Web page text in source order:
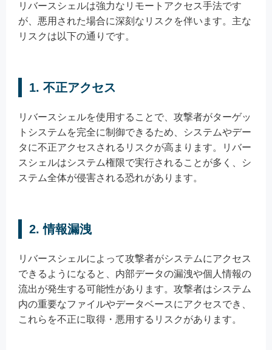
リバースシェルは強力なリモートアクセス手法です
が、悪用された場合に深刻なリスクを伴います。主な
リスクは以下の通りです。
1. 不正アクセス
リバースシェルを使用することで、攻撃者がターゲッ
トシステムを完全に制御できるため、システムやデー
タに不正アクセスされるリスクが高まります。リバー
スシェルはシステム権限で実行されることが多く、シ
ステム全体が侵害される恐れがあります。
2. 情報漏洩
リバースシェルによって攻撃者がシステムにアクセス
できるようになると、内部データの漏洩や個人情報の
流出が発生する可能性があります。攻撃者はシステム
内の重要なファイルやデータベースにアクセスでき、
これらを不正に取得・悪用するリスクがあります。